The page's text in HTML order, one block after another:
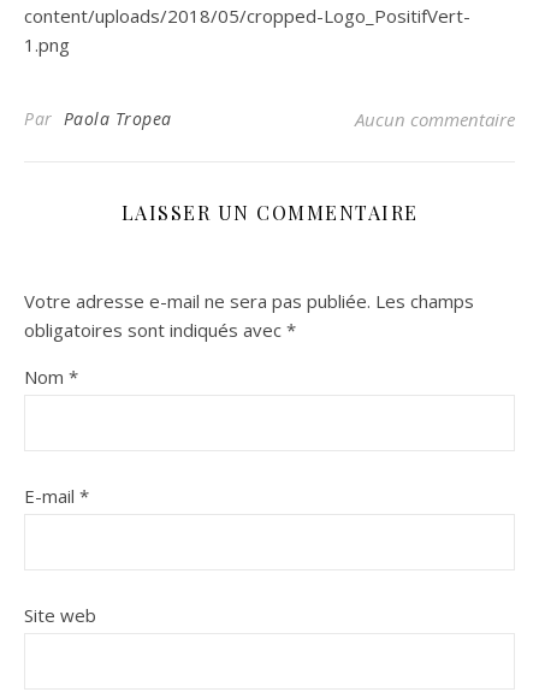
content/uploads/2018/05/cropped-Logo_PositifVert-
1.png
Par Paola Tropea Aucun commentaire
LAISSER UN COMMENTAIRE
Votre adresse e-mail ne sera pas publiée. Les champs
obligatoires sont indiqués avec *
Nom *
E-mail *
Site web